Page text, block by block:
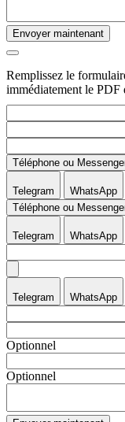
Envoyer maintenant
Remplissez le
immédiatement le PDF
Téléphone ou
Telegram WhatsApp
Téléphone ou
Telegram WhatsApp
Telegram WhatsApp
Optionnel
Optionnel